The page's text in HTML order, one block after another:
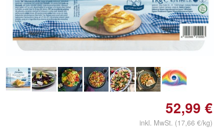
Doppelt antippen zum
vergrößern
52,99 €
inkl. MwSt. (17,66 €/kg)